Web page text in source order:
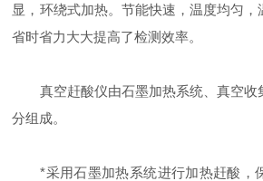
显，环绕式加热。节能快速，温度均匀，
省时省力大大提高了检测效率。
真空赶酸仪由石墨加热系统、真空收
分组成。
*采用石墨加热系统进行加热赶酸，